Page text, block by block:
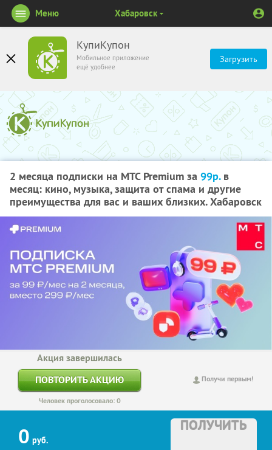
КупиКупон
Мобильное приложение
ещё удобнее
Загрузить
Меню Хабаровск
2 месяца подписки на МТС Premium за 99р.в
месяц: кино, музыка, защита от спама и другие
преимущества для вас и ваших близких. Хабаровск
Получи первым!
Акция завершилась
ПОВТОРИТЬ АКЦИЮ
Человек проголосовало: 0
0 руб.
ПОЛУЧИТЬ